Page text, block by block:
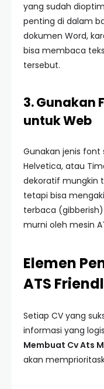
yang sudah
penting di dalam
dokumen Word,
bisa membaca
tersebut.
3. Gunakan
untuk Web
Gunakan jenis font
Helvetica, atau
dekoratif mungkin
tetapi bisa
terbaca
murni oleh mesin
Elemen
ATS
Setiap CV yang
informasi yang
Membuat Cv Ats
akan